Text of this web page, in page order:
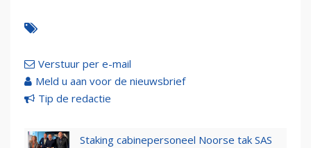
Verstuur per e-mail
Meld u aan voor de nieuwsbrief
Tip de redactie
Staking cabinepersoneel Noorse tak SAS